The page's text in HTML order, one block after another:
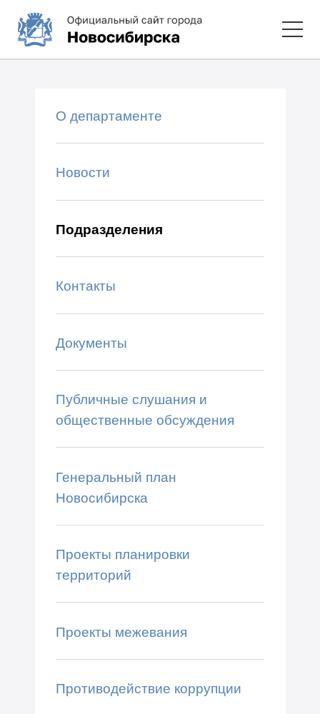
О департаменте
Новости
Подразделения
Контакты
Документы
Публичные слушания и
общественные обсуждения
Генеральный план
Новосибирска
Проекты планировки
территорий
Проекты межевания
Противодействие коррупции